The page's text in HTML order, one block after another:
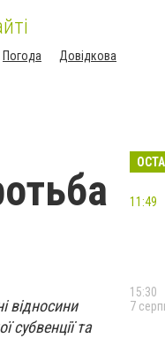
Погода
Довідкова
відносини
субвенції та
11:49
15:30
7